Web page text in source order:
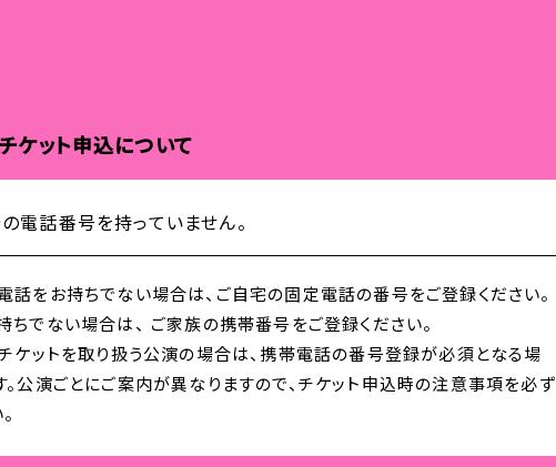
ケット申込について
電話番号を持っていません。
話をお持ちでない場合は、ご自宅の固定電話の番号をご登録ください。
ちでない場合は、 ご家族の携帯番号をご登録ください。
ケットを取り扱う公演の場合は、携帯電話の番号登録が必須となる場
公演ごとにご案内が異なりますので、チケット申込時の注意事項を必ず